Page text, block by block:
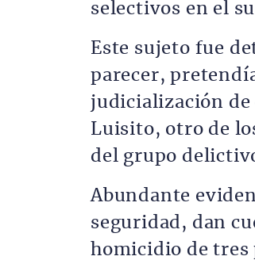
selectivos en el
Este sujeto fue
parecer,
judicialización de
Luisito, otro de
del grupo
Abundante
seguridad, dan
homicidio de tres